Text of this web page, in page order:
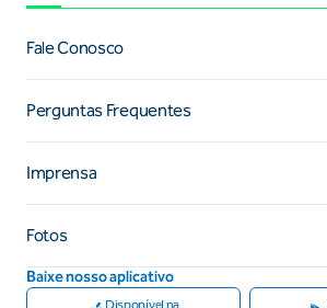
Fale Conosco
Perguntas Frequentes
Imprensa
Fotos
Baixe nosso aplicativo
Disponível na